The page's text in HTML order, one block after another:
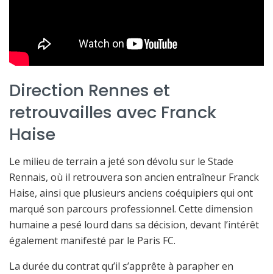
Direction Rennes et
retrouvailles avec Franck
Haise
Le milieu de terrain a jeté son dévolu sur le Stade
Rennais, où il retrouvera son ancien entraîneur Franck
Haise, ainsi que plusieurs anciens coéquipiers qui ont
marqué son parcours professionnel. Cette dimension
humaine a pesé lourd dans sa décision, devant l’intérêt
également manifesté par le Paris FC.
La durée du contrat qu’il s’apprête à parapher en